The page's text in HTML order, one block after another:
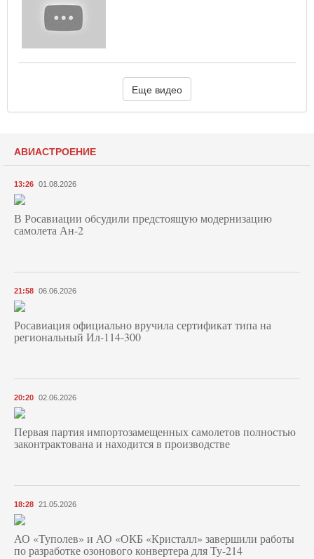
Еще видео
АВИАСТРОЕНИЕ
13:26 01.08.2026
В Росавиации обсудили предстоящую модернизацию
самолета Ан-2
21:58 06.06.2026
Росавиация официально вручила сертификат типа на
региональный Ил-114-300
20:20 02.06.2026
Первая партия импортозамещенных самолетов полностью
законтрактована и находится в производстве
18:28 21.05.2026
АО «Туполев» и АО «ОКБ «Кристалл» завершили работы
по разработке озонового конвертера для Ту-214